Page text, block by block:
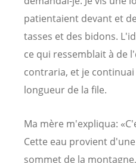
patientaient devant et
tasses et des bidons.
ce qui ressemblait à de
contraria, et je
longueur de la file.
Ma mère m'expliqua:
Cette eau provient
sommet de la